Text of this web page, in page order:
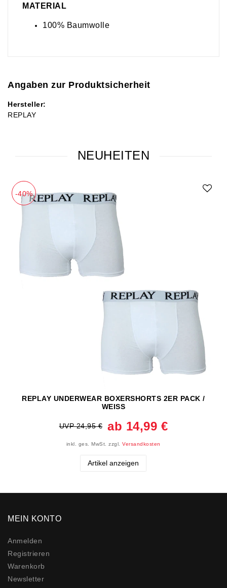
MATERIAL
100% Baumwolle
Angaben zur Produktsicherheit
Hersteller:
REPLAY
NEUHEITEN
-40%
REPLAY UNDERWEAR BOXERSHORTS 2ER PACK /
WEISS
UVP 24,95 € ab 14,99 €
inkl. ges. MwSt. zzgl.Versandkosten
Artikel anzeigen
MEIN KONTO
Anmelden
Registrieren
Warenkorb
Newsletter